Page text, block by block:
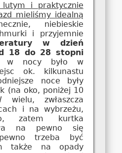
i praktycznie
mieliśmy idealną
niebieskie
i przyjemnie
w dzień
18 do 28 stopni
nocy było w
ok. kilkunastu
noce były
(na oko, poniżej 10
zwłaszcza
i na wybrzeżu,
zatem kurtka
na pewno się
trzeba być
także na opady